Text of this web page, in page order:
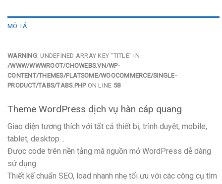
MÔ TẢ
WARNING: UNDEFINED ARRAY KEY "TITLE" IN
/WWW/WWWROOT/CHOWEBS.VN/WP-
CONTENT/THEMES/FLATSOME/WOOCOMMERCE/SINGLE-
PRODUCT/TABS/TABS.PHPON LINE 58
Theme WordPress dịch vụ hàn cáp quang
Giao diện tương thích với tất cả thiết bị, trình duyệt, mobile,
tablet, desktop…
Được code trên nền tảng mã nguồn mở WordPress dễ dàng
sử dụng
Thiết kế chuẩn SEO, load nhanh nhẹ tối ưu với các công cụ tìm